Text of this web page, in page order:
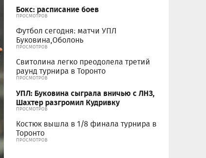
Бокс: расписание боев
ПРОСМОТРОВ
Футбол сегодня: матчи УПЛ
Буковина,Оболонь
ПРОСМОТРОВ
Свитолина легко преодолела третий
раунд турнира в Торонто
ПРОСМОТРОВ
УПЛ: Буковина сыграла вничью с ЛНЗ,
Шахтер разгромил Кудривку
ПРОСМОТРОВ
Костюк вышла в 1/8 финала турнира в
Торонто
ПРОСМОТРОВ